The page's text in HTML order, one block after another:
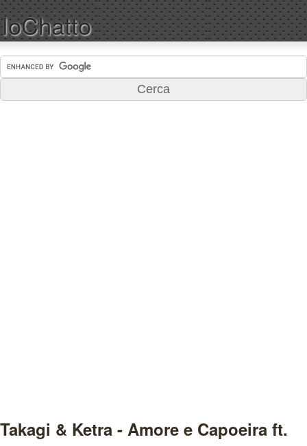
IoChatto
Takagi & Ketra - Amore e Capoeira ft.